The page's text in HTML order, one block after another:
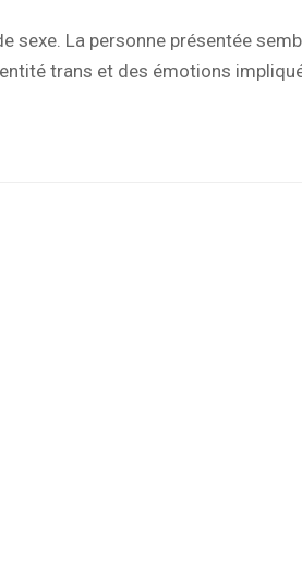
sexe. La personne présentée
trans et des émotions